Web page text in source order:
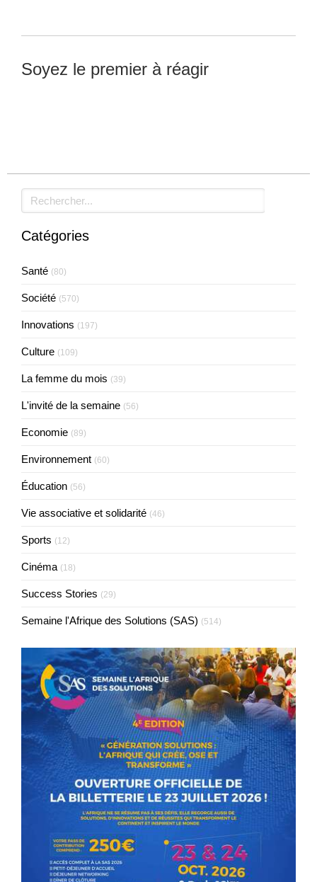
Soyez le premier à réagir
Rechercher
Catégories
Santé (80)
Société (570)
Innovations (197)
Culture (109)
La femme du mois (39)
L'invité de la semaine (56)
Economie (89)
Environnement (60)
Éducation (56)
Vie associative et solidarité (46)
Sports (12)
Cinéma (18)
Success Stories (29)
Semaine l'Afrique des Solutions (SAS) (514)